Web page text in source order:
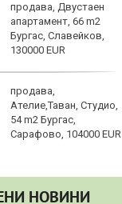
продава, Двустаен
апартамент, 66 m2
Бургас, Славейков,
130000 EUR
продава,
Ателие,Таван, Студио,
54 m2 Бургас,
Сарафово, 104000 EUR
НОВИНИ